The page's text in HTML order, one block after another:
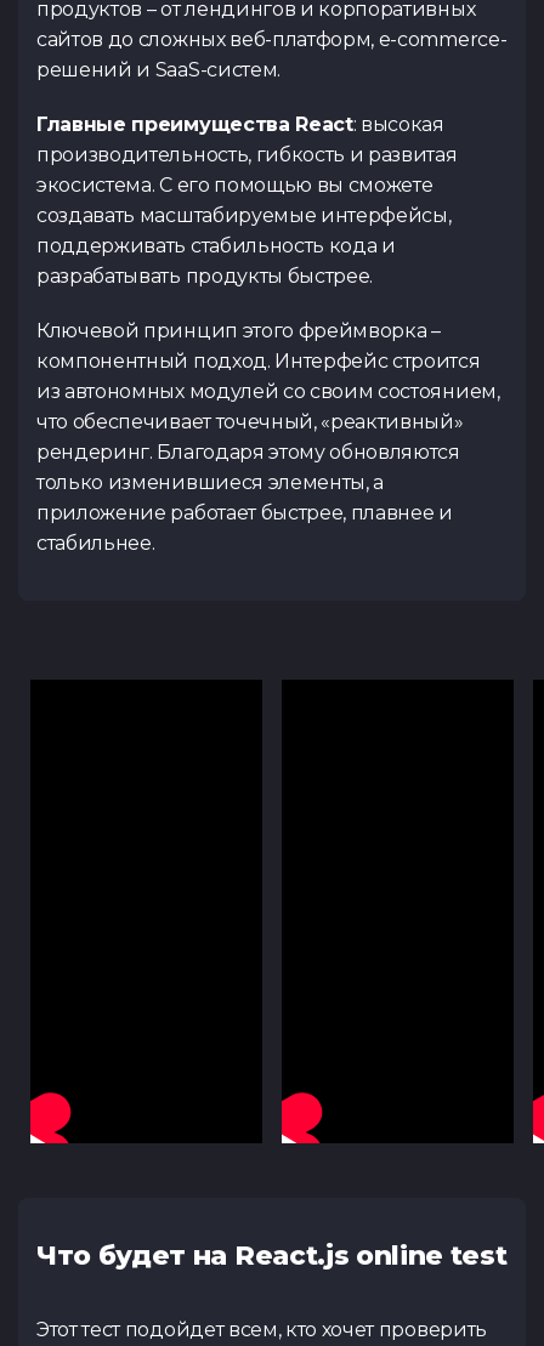
Тест по UX
Тест по
продуктов – от лендингов и корпоративных
сайтов до сложных веб-платформ, e-commerce-
решений и SaaS-систем.
Главные преимущества React: высокая
производительность, гибкость и развитая
экосистема. С его помощью вы сможете
создавать масштабируемые интерфейсы,
поддерживать стабильность кода и
разрабатывать продукты быстрее.
Ключевой принцип этого фреймворка –
компонентный подход. Интерфейс строится
из автономных модулей со своим состоянием,
что обеспечивает точечный, «реактивный»
рендеринг. Благодаря этому обновляются
только изменившиеся элементы, а
приложение работает быстрее, плавнее и
стабильнее.
Что будет на React.js online test
Этот тест подойдет всем, кто хочет проверить
Контакты
Tg Channel
Facebook